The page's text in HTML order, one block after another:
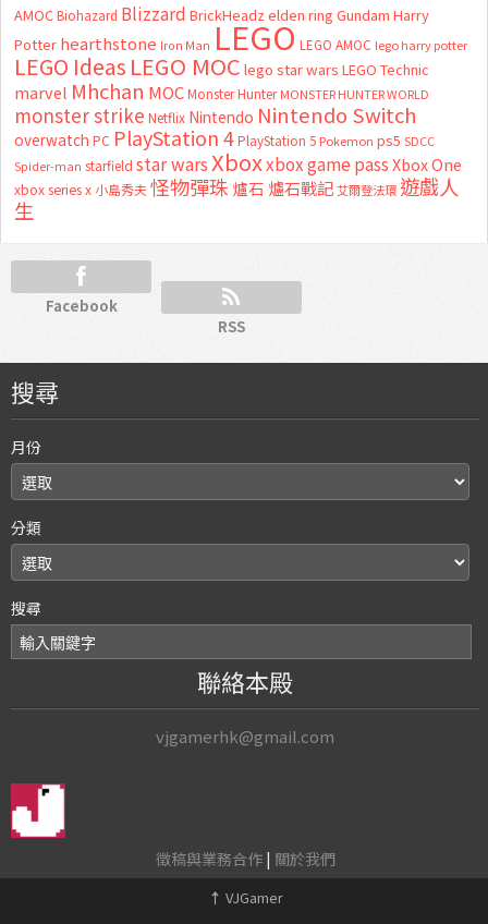
AMOC Biohazard Blizzard BrickHeadz elden ring Gundam Harry
Potter hearthstone Iron Man LEGO LEGO AMOC lego harry potter
LEGO Ideas LEGO MOC lego star wars LEGO Technic
marvel Mhchan MOC Monster Hunter MONSTER HUNTER WORLD
monster strike Netflix Nintendo Nintendo Switch
overwatch PC PlayStation 4 PlayStation 5 Pokemon ps5 SDCC
Spider-man starfield star warsXboxxbox game passXbox One
xbox series x 小島秀夫怪物彈珠 爐石 爐石戰記艾爾登法環 遊戲人
生
Facebook
RSS
搜尋
月份
分類
搜尋
聯絡本殿
vjgamerhk@gmail.com
徵稿與業務合作| 關於我們
↑ VJGamer